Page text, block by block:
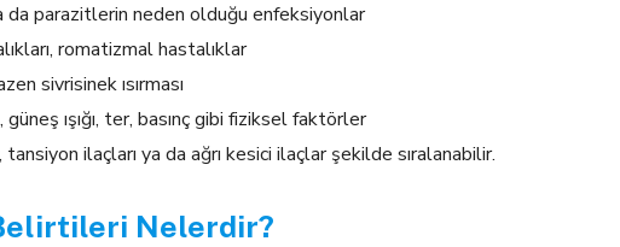
da parazitlerin neden olduğu enfeksiyonlar
romatizmal hastalıklar
sivrisinek ısırması
ışığı, ter, basınç gibi fiziksel faktörler
ilaçları ya da ağrı kesici ilaçlar şekilde sıralanabilir.
Nelerdir?